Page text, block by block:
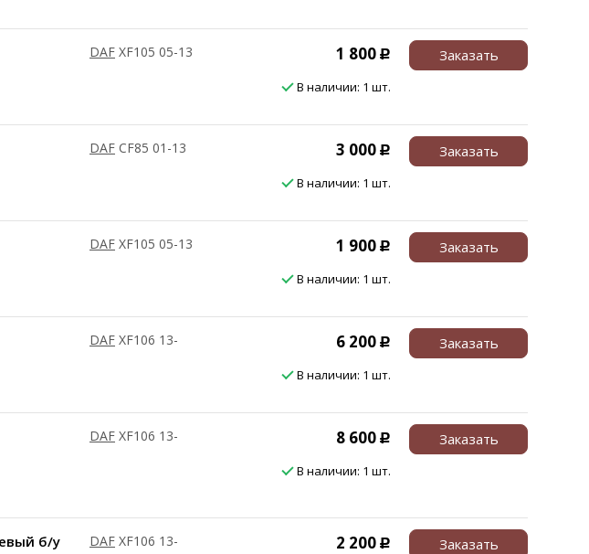
DAF XF105 05-13 1 800 Р
В наличии: 1 шт.
Заказать
DAF CF85 01-13 3 000 Р
В наличии: 1 шт.
Заказать
DAF XF105 05-13 1 900 Р
В наличии: 1 шт.
Заказать
DAF XF106 13- 6 200 Р
В наличии: 1 шт.
Заказать
DAF XF106 13- 8 600 Р
В наличии: 1 шт.
Заказать
б/у DAF XF106 13- 2 200 Р Заказать